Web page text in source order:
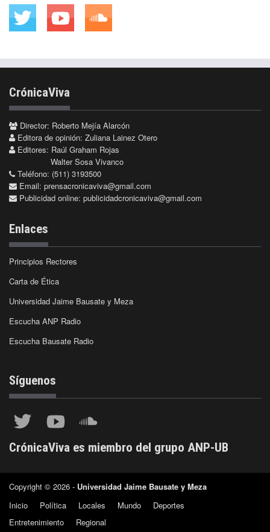
CrónicaViva
Director: Roberto Mejía Alarcón
Editora de opinión: Zuliana Lainez Otero
Editores: Raúl Graham Rojas
Walter Sosa Vivanco
Teléfono: (511) 3193500
Email: prensacronicaviva@gmail.com
Publicidad online: publicidadcronicaviva@gmail.com
Enlaces
Principios Rectores
Carta de Ética
Universidad Jaime Bausate y Meza
Escucha ANP Radio
Escucha Bausate Radio
Síguenos
CrónicaViva es miembro del grupo ANP-UB
Copyright © 2026 - Universidad Jaime Bausate y Meza
Inicio
Política Locales Mundo
Deportes
Entretenimiento
Regional